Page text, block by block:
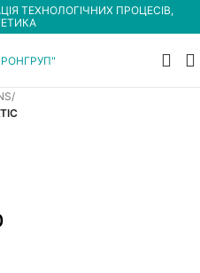
ТЕХНОЛОГІЧНИХ ПРОЦЕСІВ,